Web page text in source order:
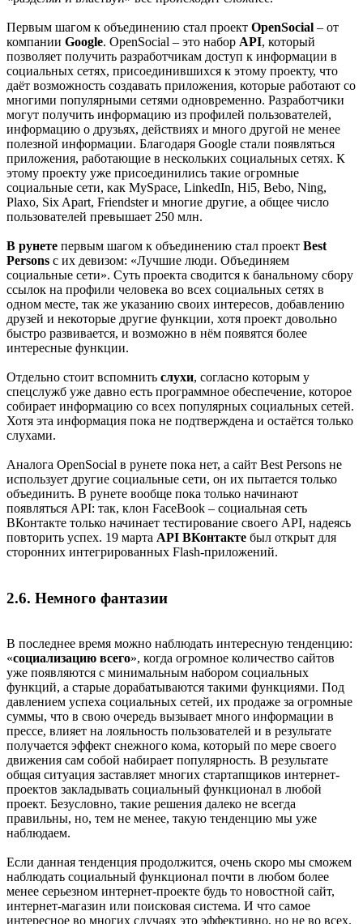
Первым шагом к объединению стал проект OpenSocial – от
компании Google. OpenSocial – это набор API, который
позволяет получить разработчикам доступ к информации в
социальных сетях, присоединившихся к этому проекту, что
даёт возможность создавать приложения, которые работают со
многими популярными сетями одновременно. Разработчики
могут получить информацию из профилей пользователей,
информацию о друзьях, действиях и много другой не менее
полезной информации. Благодаря Google стали появляться
приложения, работающие в нескольких социальных сетях. К
этому проекту уже присоединились такие огромные
социальные сети, как MySpace, LinkedIn, Hi5, Bebo, Ning,
Plaxo, Six Apart, Friendster и многие другие, а общее число
пользователей превышает 250 млн.
В рунете первым шагом к объединению стал проект Best
Persons с их девизом: «Лучшие люди. Объединяем
социальные сети». Суть проекта сводится к банальному сбору
ссылок на профили человека во всех социальных сетях в
одном месте, так же указанию своих интересов, добавлению
друзей и некоторые другие функции, хотя проект довольно
быстро развивается, и возможно в нём появятся более
интересные функции.
Отдельно стоит вспомнить слухи, согласно которым у
спецслужб уже давно есть программное обеспечение, которое
собирает информацию со всех популярных социальных сетей.
Хотя эта информация пока не подтверждена и остаётся только
слухами.
Аналога OpenSocial в рунете пока нет, а сайт Best Persons не
использует другие социальные сети, он их пытается только
объединить. В рунете вообще пока только начинают
появляться API: так, клон FaceBook – социальная сеть
ВКонтакте только начинает тестирование своего API, надеясь
повторить успех. 19 марта API ВКонтакте был открыт для
сторонних интегрированных Flash-приложений.
2.6. Немного фантазии
В последнее время можно наблюдать интересную тенденцию:
«социализацию всего», когда огромное количество сайтов
уже появляются с минимальным набором социальных
функций, а старые дорабатываются такими функциями. Под
давлением успеха социальных сетей, их продаже за огромные
суммы, что в свою очередь вызывает много информации в
прессе, влияет на лояльность пользователей и в результате
получается эффект снежного кома, который по мере своего
движения сам собой набирает популярность. В результате
общая ситуация заставляет многих стартапщиков интернет-
проектов закладывать социальный функционал в любой
проект. Безусловно, такие решения далеко не всегда
правильны, но, тем не менее, такую тенденцию мы уже
наблюдаем.
Если данная тенденция продолжится, очень скоро мы сможем
наблюдать социальный функционал почти в любом более
менее серьезном интернет-проекте будь то новостной сайт,
интернет-магазин или поисковая система. И что самое
интересное во многих случаях это эффективно, но не во всех.